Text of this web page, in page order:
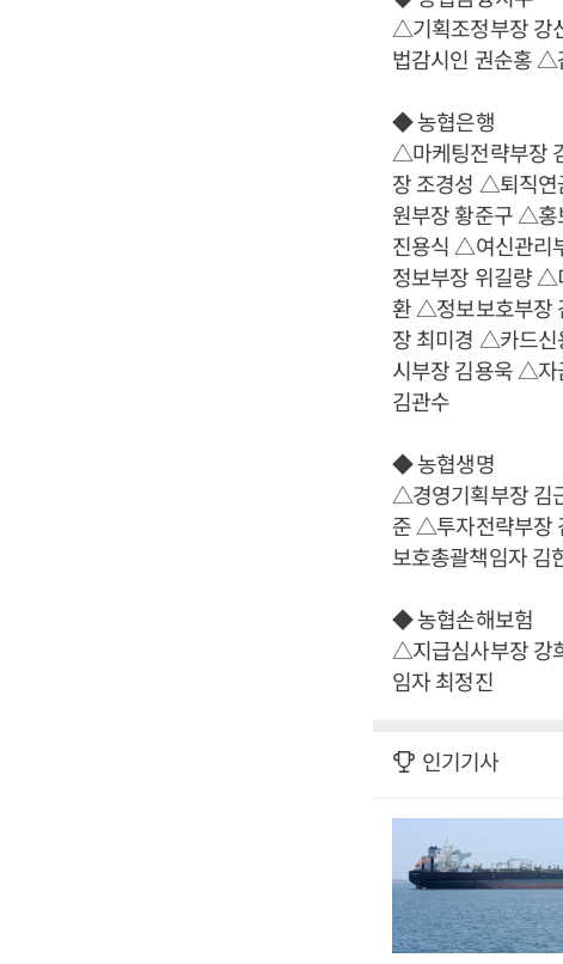
△기획조정부장 강
법감시인 권순홍 △
◆ 농협은행
△마케팅전략부장
장 조경성 △퇴직
원부장 황준구 △
진용식 △여신관리
정보부장 위길량
환 △정보보호부장
장 최미경 △카드
시부장 김용욱 △
김관수
◆ 농협생명
△경영기획부장 김
준 △투자전략부장
보호총괄책임자 김
◆ 농협손해보험
△지급심사부장 강
임자 최정진
인기기사